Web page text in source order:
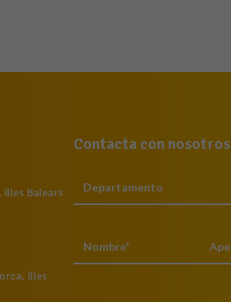
Balears
Illes
Contacta con nosotros